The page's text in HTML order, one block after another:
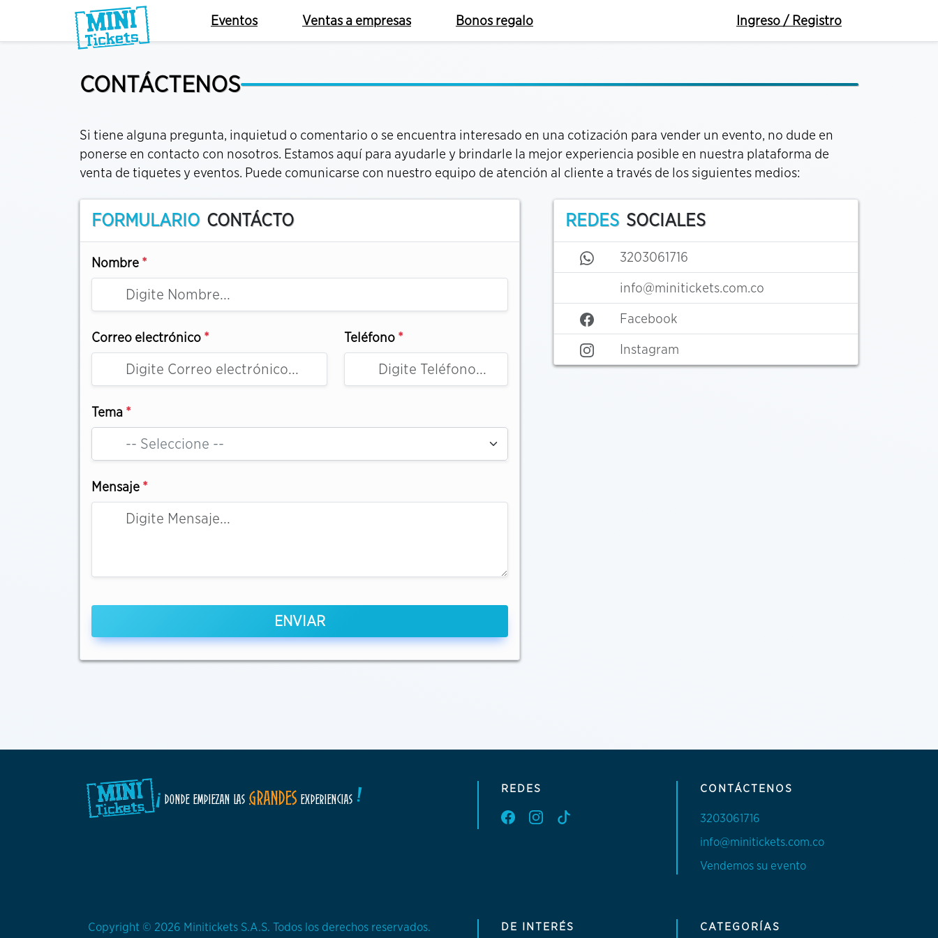
Eventos Ventas a empresas Bonos regalo Ingreso / Registro
CONTÁCTENOS
Si tiene alguna pregunta, inquietud o comentario o se encuentra interesado en una cotización para vender un evento, no dude en
ponerse en contacto con nosotros. Estamos aquí para ayudarle y brindarle la mejor experiencia posible en nuestra plataforma de
venta de tiquetes y eventos. Puede comunicarse con nuestro equipo de atención al cliente a través de los siguientes medios:
FORMULARIO CONTÁCTO
Nombre *
Correo electrónico * Teléfono *
Tema *
-- Seleccione --
Mensaje *
ENVIAR
REDES SOCIALES
3203061716
info@minitickets.com.co
Facebook
Instagram
¡ DONDE EMPIEZAN LAS GRANDES EXPERIENCIAS ! REDES CONTÁCTENOS
3203061716
info@minitickets.com.co
Vendemos su evento
Copyright © 2026 Minitickets S.A.S. Todos los derechos reservados. DE INTERÉS CATEGORÍAS